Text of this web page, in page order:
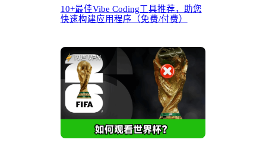
10+最佳Vibe Coding工具推荐，助您
快速构建应用程序（免费/付费）